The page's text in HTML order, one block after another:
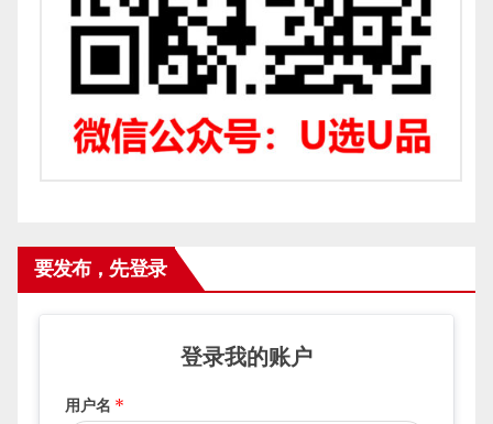
要发布，先登录
登录我的账户
用户名 *